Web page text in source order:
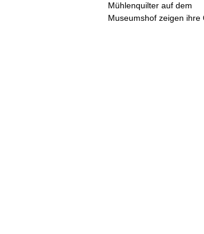
Mühlenquilter auf dem
Museumshof zeigen ihre